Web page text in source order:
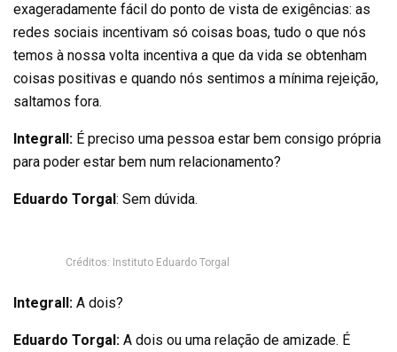
exageradamente fácil do ponto de vista de exigências: as
redes sociais incentivam só coisas boas, tudo o que nós
temos à nossa volta incentiva a que da vida se obtenham
coisas positivas e quando nós sentimos a mínima rejeição,
saltamos fora.
Integrall: É preciso uma pessoa estar bem consigo própria
para poder estar bem num relacionamento?
Eduardo Torgal : Sem dúvida.
Créditos: Instituto Eduardo Torgal
Integrall: A dois?
Eduardo Torgal: A dois ou uma relação de amizade. É